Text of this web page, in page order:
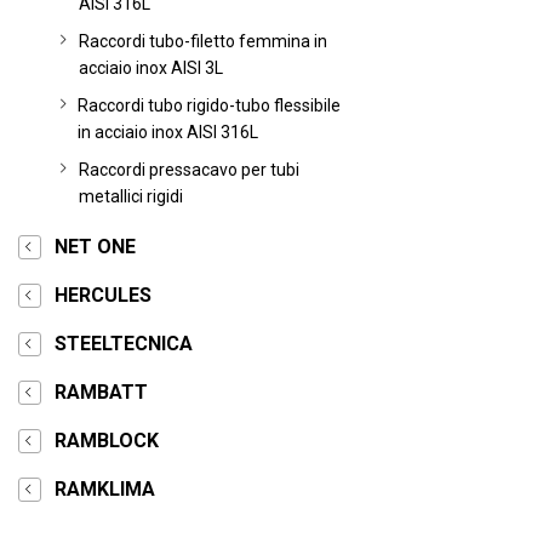
Raccordi tubo-filetto femmina in
acciaio inox AISI 3L
Raccordi tubo rigido-tubo flessibile
in acciaio inox AISI 316L
Raccordi pressacavo per tubi
metallici rigidi
NET ONE
HERCULES
STEELTECNICA
RAMBATT
RAMBLOCK
RAMKLIMA